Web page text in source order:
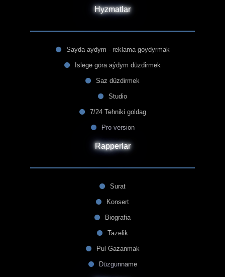
Hyzmatlar
Sayda aydym - reklama goydyrmak
Islege göra aýdym düzdirmek
Saz düzdirmek
Studio
7/24 Tehniki goldag
Pro version
Rapperlar
Surat
Konsert
Biografia
Tazelik
Pul Gazanmak
Düzgunname